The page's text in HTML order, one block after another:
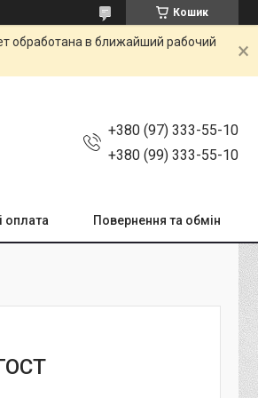
Кошик
обработана в ближайший рабочий
+380 (97) 333-55-10
+380 (99) 333-55-10
оплата Повернення та обмін